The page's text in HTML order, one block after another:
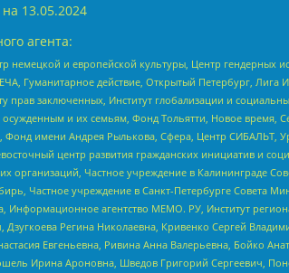
13.05.2024
агента:
и европейской культуры, Центр
действие, Открытый Петербург, Лига
прав заключенных, Институт глобализации и
и их семьям, Фонд Тольятти, Новое время,
имени Андрея Рылькова, Сфера, Центр СИБАЛЬТ,
центр развития гражданских инициатив и
Частное учреждение в Калининграде
Частное учреждение в Санкт-Петербурге Совета
Информационное агентство МЕМО. РУ, Институт
Дзугкоева Регина Николаевна, Кривенко Сергей
Евгеньевна, Ривина Анна Валерьевна, Бойко
Ирина Ароновна, Шведов Григорий Сергеевич,